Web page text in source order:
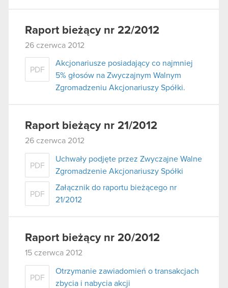
Raport bieżący nr 22/2012
26 czerwca 2012
PDF
Akcjonariusze posiadający co najmniej
5% głosów na Zwyczajnym Walnym
Zgromadzeniu Akcjonariuszy Spółki.
Raport bieżący nr 21/2012
26 czerwca 2012
PDF
Uchwały podjęte przez Zwyczajne Walne
Zgromadzenie Akcjonariuszy Spółki
PDF
Załącznik do raportu bieżącego nr
21/2012
Raport bieżący nr 20/2012
15 czerwca 2012
PDF
Otrzymanie zawiadomień o transakcjach
zbycia i nabycia akcji